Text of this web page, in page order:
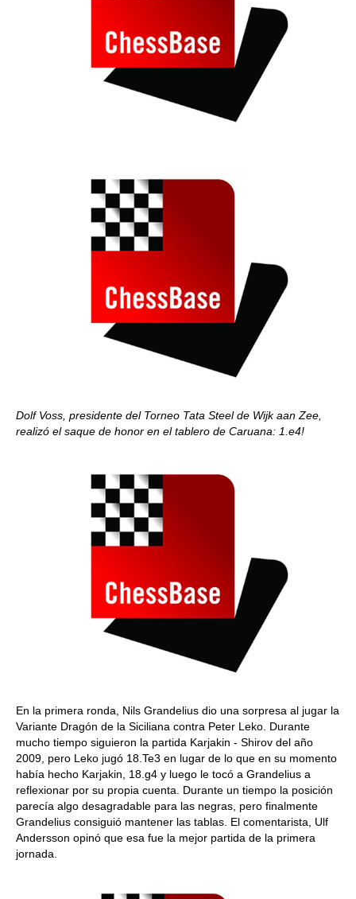
Dolf Voss, presidente del Torneo Tata Steel de Wijk aan Zee,
realizó el saque de honor en el tablero de Caruana: 1.e4!
En la primera ronda, Nils Grandelius dio una sorpresa al jugar la
Variante Dragón de la Siciliana contra Peter Leko. Durante
mucho tiempo siguieron la partida Karjakin - Shirov del año
2009, pero Leko jugó 18.Te3 en lugar de lo que en su momento
había hecho Karjakin, 18.g4 y luego le tocó a Grandelius a
reflexionar por su propia cuenta. Durante un tiempo la posición
parecía algo desagradable para las negras, pero finalmente
Grandelius consiguió mantener las tablas. El comentarista, Ulf
Andersson opinó que esa fue la mejor partida de la primera
jornada.